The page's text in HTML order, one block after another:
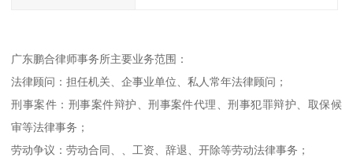
广东鹏合律师事务所主要业务范围：
法律顾问：担任机关、企事业单位、私人常年法律顾问；
刑事案件：刑事案件辩护、刑事案件代理、刑事犯罪辩护、取保候
审等法律事务；
劳动争议：劳动合同、、工资、辞退、开除等劳动法律事务；